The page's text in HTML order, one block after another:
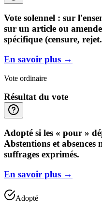
Vote solennel : sur
sur un article ou
spécifique (censure,
En savoir plus →
Vote ordinaire
Résultat du vote
Adopté si les « pour »
Abstentions et absences
suffrages exprimés.
En savoir plus →
Adopté